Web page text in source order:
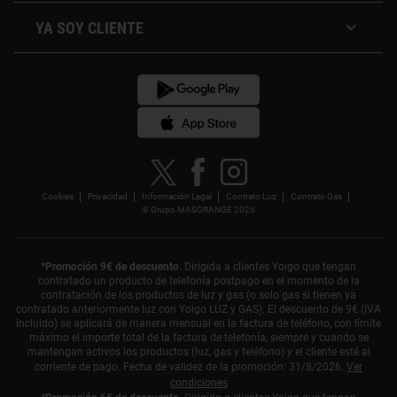
Tarifa de Luz comunidad de vecinos
¿Quiénes somos?
Ver versión en Euskera
YA SOY CLIENTE
App de Yoigo LUZ Y GAS
Cookies Privacidad Información Legal Contrato Luz
Contrato Gas
© Grupo MASORANGE 2026
*Promoción 9€ de descuento. Dirigida a clientes Yoigo que tengan
contratado un producto de telefonía postpago en el momento de la
contratación de los productos de luz y gas (o solo gas si tienen ya
contratado anteriormente luz con Yoigo LUZ y GAS). El descuento de 9€ (IVA
incluido) se aplicará de manera mensual en la factura de teléfono, con límite
máximo el importe total de la factura de telefonía, siempre y cuando se
mantengan activos los productos (luz, gas y teléfono) y el cliente esté al
corriente de pago. Fecha de validez de la promoción: 31/8/2026. Ver
condiciones